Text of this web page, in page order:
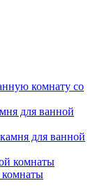
комнату со
для ванной
для ванной
комнаты
комнаты